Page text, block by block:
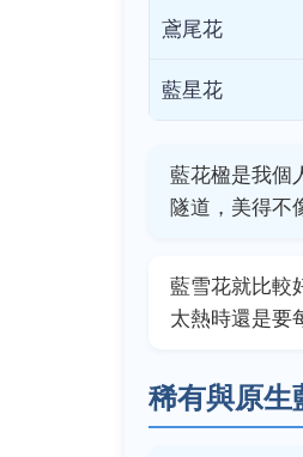
鳶尾花
藍星花
藍花楹是我個
隧道，美得不
藍雪花就比較
太熱時還是要
稀有與原生